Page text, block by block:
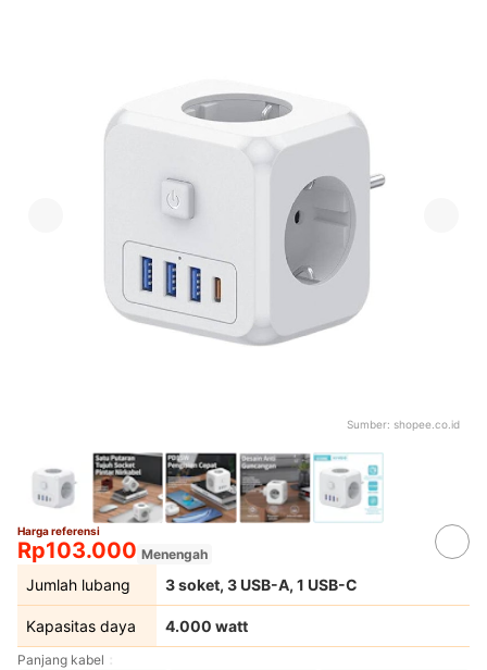
Sumber: shopee.co.id
Harga referensi
Rp103.000 Menengah
Jumlah lubang 3 soket, 3 USB-A, 1 USB-C
Kapasitas daya 4.000 watt
Panjang kabel